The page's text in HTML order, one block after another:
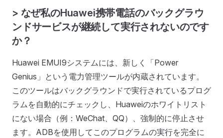
> なぜ私のHuawei携帯電話のバックグラウ
ンドサービスが継続して実行されないのです
か？
Huawei EMUI9システムには、新しく「Power
Genius」という電力管理ツールが内蔵されています。
このツールはバックグラウンドで実行されているプログ
ラムを自動的にチェックし、Huaweiのホワイトリスト
にない場合（例：WeChat、QQ）、強制的に停止させ
ます。ADBを使用してこのプログラムの実行を完全に